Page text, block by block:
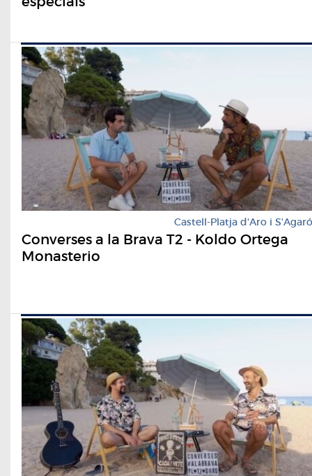
Castell-Platja d'Aro i S'Agaró
Converses a la Brava T2 - Koldo Ortega
Monasterio